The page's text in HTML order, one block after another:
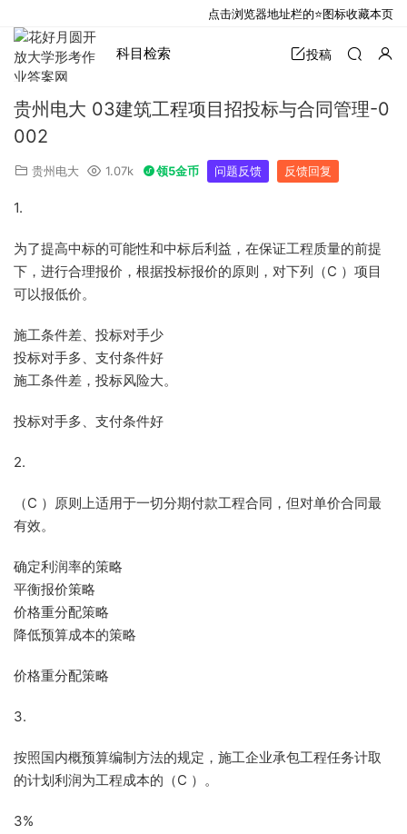
科目检索 投稿
贵州电大 03建筑工程项目招投标与合同管理-0
002
贵州电大 1.07k 领5金币 问题反馈 反馈回复
1.
为了提高中标的可能性和中标后利益，在保证工程质量的前提
下，进行合理报价，根据投标报价的原则，对下列（C ）项目
可以报低价。
施工条件差、投标对手少
投标对手多、支付条件好
施工条件差，投标风险大。
投标对手多、支付条件好
2.
（C ）原则上适用于一切分期付款工程合同，但对单价合同最
有效。
确定利润率的策略
平衡报价策略
价格重分配策略
降低预算成本的策略
价格重分配策略
3.
按照国内概预算编制方法的规定，施工企业承包工程任务计取
的计划利润为工程成本的（C ）。
3%
点击浏览器地址栏的⭐图标收藏本页